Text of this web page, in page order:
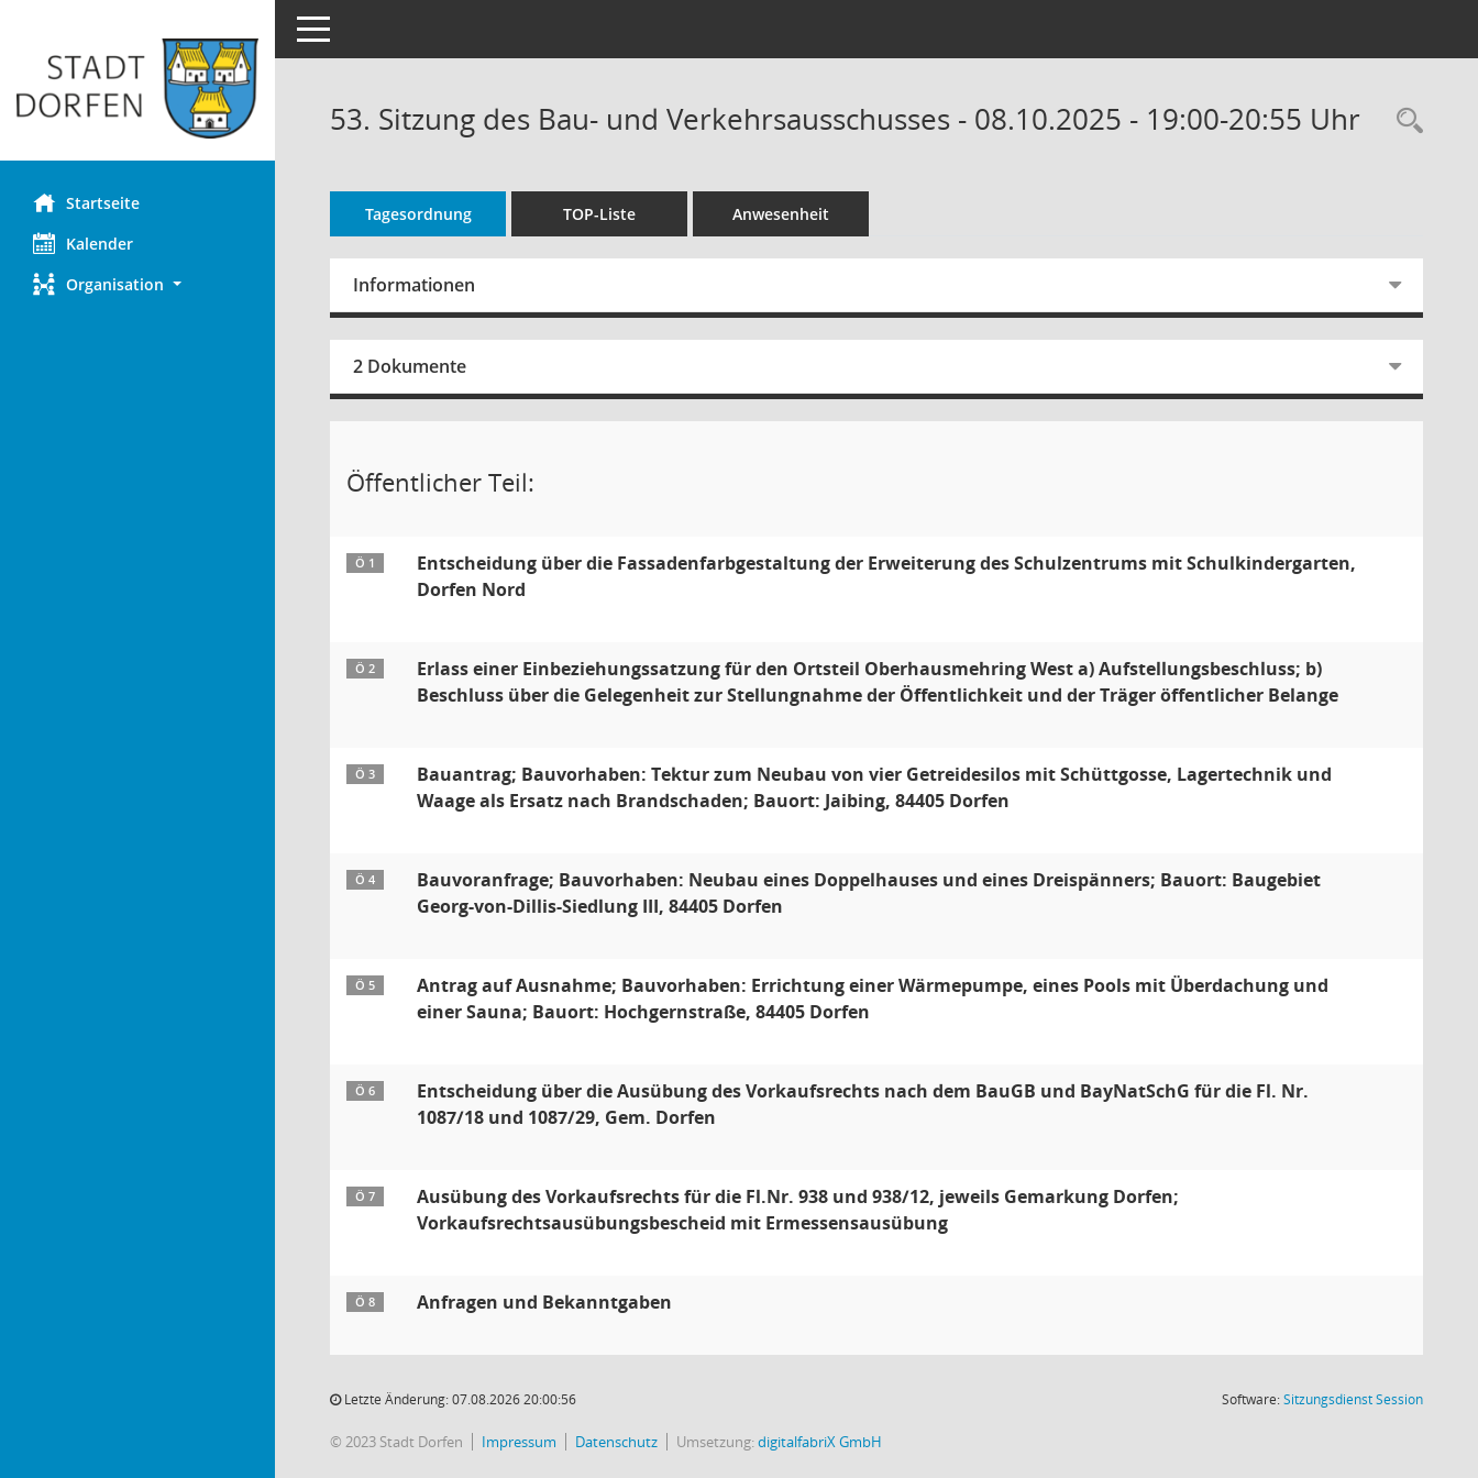
Startseite
Kalender
Organisation
Toggle navigation
53. Sitzung des Bau- und Verkehrsausschusses - 08.10.2025 - 19:00-20:55 Uhr
Tagesordnung TOP-Liste Anwesenheit
Informationen
2 Dokumente
Öffentlicher Teil:
Ö 1
Entscheidung über die Fassadenfarbgestaltung der Erweiterung des Schulzentrums mit Schulkindergarten,
Dorfen Nord
Ö 2
Erlass einer Einbeziehungssatzung für den Ortsteil Oberhausmehring West a) Aufstellungsbeschluss; b)
Beschluss über die Gelegenheit zur Stellungnahme der Öffentlichkeit und der Träger öffentlicher Belange
Ö 3
Bauantrag; Bauvorhaben: Tektur zum Neubau von vier Getreidesilos mit Schüttgosse, Lagertechnik und
Waage als Ersatz nach Brandschaden; Bauort: Jaibing, 84405 Dorfen
Ö 4
Bauvoranfrage; Bauvorhaben: Neubau eines Doppelhauses und eines Dreispänners; Bauort: Baugebiet
Georg-von-Dillis-Siedlung III, 84405 Dorfen
Ö 5
Antrag auf Ausnahme; Bauvorhaben: Errichtung einer Wärmepumpe, eines Pools mit Überdachung und
einer Sauna; Bauort: Hochgernstraße, 84405 Dorfen
Ö 6
Entscheidung über die Ausübung des Vorkaufsrechts nach dem BauGB und BayNatSchG für die Fl. Nr.
1087/18 und 1087/29, Gem. Dorfen
Ö 7
Ausübung des Vorkaufsrechts für die Fl.Nr. 938 und 938/12, jeweils Gemarkung Dorfen;
Vorkaufsrechtsausübungsbescheid mit Ermessensausübung
Ö 8 Anfragen und Bekanntgaben
Letzte Änderung: 07.08.2026 20:00:56 Software:SitzungsdienstSession(Wird in
© 2023 Stadt Dorfen Impressum Datenschutz Umsetzung:digitalfabriX GmbH